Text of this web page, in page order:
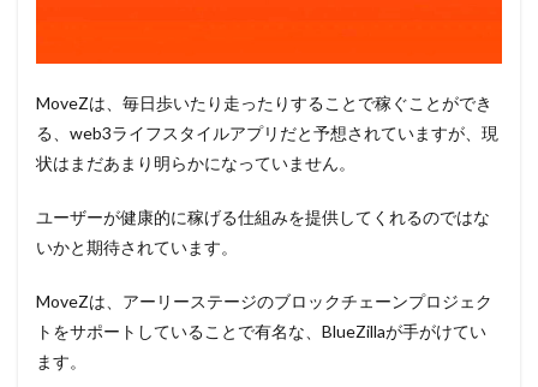
MoveZは、毎日歩いたり走ったりすることで稼ぐことができ
る、web3ライフスタイルアプリだと予想されていますが、現
状はまだあまり明らかになっていません。
ユーザーが健康的に稼げる仕組みを提供してくれるのではな
いかと期待されています。
MoveZは、アーリーステージのブロックチェーンプロジェク
トをサポートしていることで有名な、BlueZillaが手がけてい
ます。